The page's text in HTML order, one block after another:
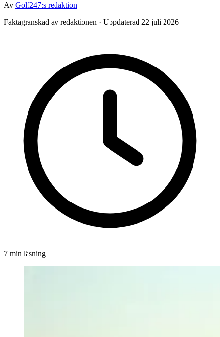
Av Golf247:s redaktion
Faktagranskad av redaktionen · Uppdaterad 22 juli 2026
7 min läsning